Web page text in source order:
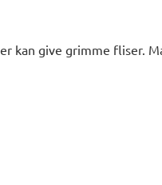
kan give grimme fliser.